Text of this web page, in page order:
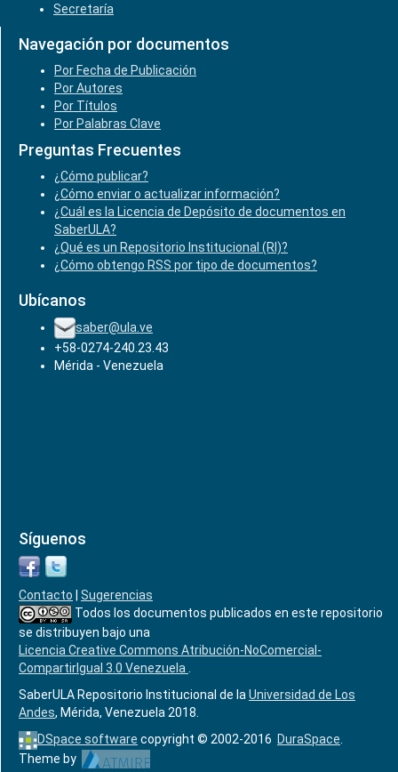
Secretaría
Navegación por documentos
Por Fecha de Publicación
Por Autores
Por Títulos
Por Palabras Clave
Preguntas Frecuentes
¿Cómo publicar?
¿Cómo enviar o actualizar información?
¿Cuál es la Licencia de Depósito de documentos en
SaberULA?
¿Qué es un Repositorio Institucional (RI)?
¿Cómo obtengo RSS por tipo de documentos?
Ubícanos
saber@ula.ve
+58-0274-240.23.43
Mérida - Venezuela
Síguenos
Contacto
Sugerencias
Todos los documentos publicados en este repositorio
se distribuyen bajo una
Licencia Creative Commons Atribución-NoComercial-
CompartirIgual 3.0 Venezuela
SaberULA Repositorio Institucional de la Universidad de Los
Andes, Mérida, Venezuela 2018.
DSpace software copyright © 2002-2016 DuraSpace
Theme by